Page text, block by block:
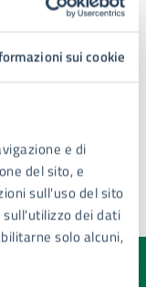
sui cookie
e di
del sito, e
sull'uso del sito
dei dati
solo alcuni,